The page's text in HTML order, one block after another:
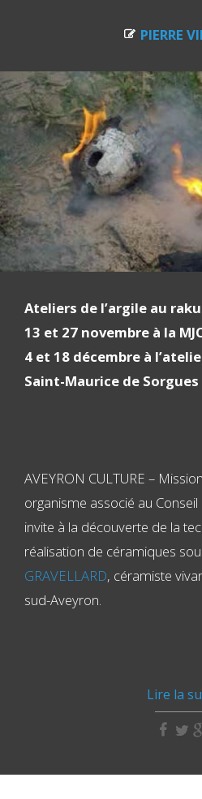
PIERRE
Ateliers de l’argile au raku
13 et 27 novembre à la
4 et 18 décembre à
Saint-Maurice de Sorgues
AVEYRON CULTURE –
organisme associé au
invite à la découverte de la
réalisation de céramiques
GRAVELLARD, céramiste
sud-Aveyron.
Lire la